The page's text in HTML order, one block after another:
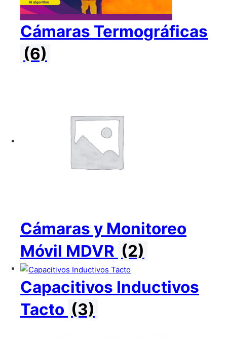
Cámaras Termográficas
(6)
Cámaras y Monitoreo
Móvil MDVR (2)
Capacitivos Inductivos
Tacto (3)